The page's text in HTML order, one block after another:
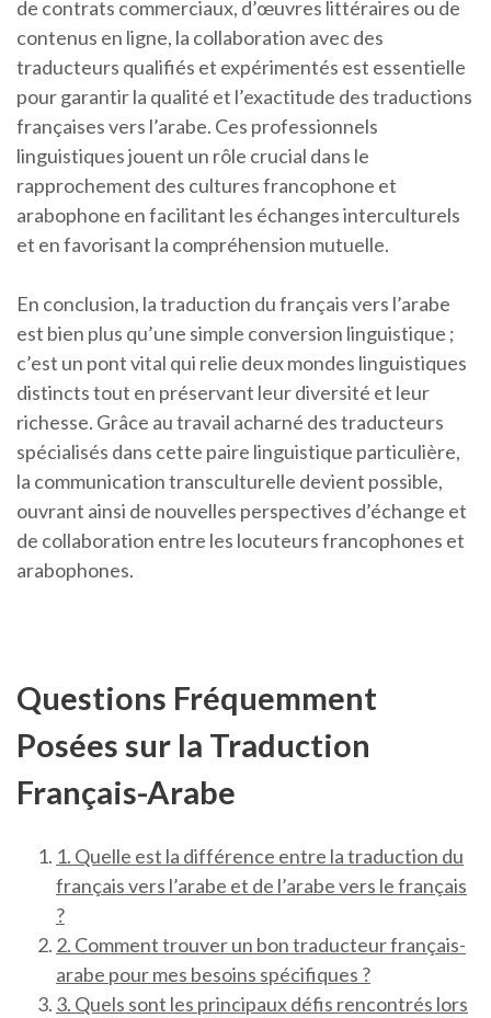
de contrats commerciaux, d’œuvres littéraires ou de
contenus en ligne, la collaboration avec des
traducteurs qualifiés et expérimentés est essentielle
pour garantir la qualité et l’exactitude des traductions
françaises vers l’arabe. Ces professionnels
linguistiques jouent un rôle crucial dans le
rapprochement des cultures francophone et
arabophone en facilitant les échanges interculturels
et en favorisant la compréhension mutuelle.
En conclusion, la traduction du français vers l’arabe
est bien plus qu’une simple conversion linguistique ;
c’est un pont vital qui relie deux mondes linguistiques
distincts tout en préservant leur diversité et leur
richesse. Grâce au travail acharné des traducteurs
spécialisés dans cette paire linguistique particulière,
la communication transculturelle devient possible,
ouvrant ainsi de nouvelles perspectives d’échange et
de collaboration entre les locuteurs francophones et
arabophones.
Questions Fréquemment
Posées sur la Traduction
Français-Arabe
1. Quelle est la différence entre la traduction du
français vers l’arabe et de l’arabe vers le français
?
2. Comment trouver un bon traducteur français-
arabe pour mes besoins spécifiques ?
3. Quels sont les principaux défis rencontrés lors